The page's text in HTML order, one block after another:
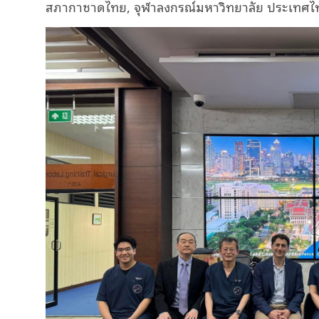
สภากาชาดไทย, จุฬาลงกรณ์มหาวิทยาลัย ประเทศ